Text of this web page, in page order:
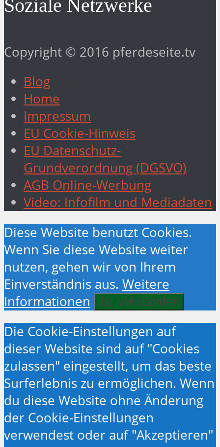
Soziale Netzwerke
Copyright © 2016 pferdeseite.tv
Blog
Home
Impressum
EU Cookie-Hinweis
EU Datenschutz-
Grundverordnung (DGSVO)
AGB Online-Werbung
Video: Infofilm und Mediadaten
Diese Website benutzt Cookies.
Wenn Sie diese Website weiter
nutzen, gehen wir von Ihrem
Einverständnis aus. Weitere
Informationen
Ja. verstanden
Die Cookie-Einstellungen auf
dieser Website sind auf "Cookies
zulassen" eingestellt, um das beste
Surferlebnis zu ermöglichen. Wenn
du diese Website ohne Änderung
der Cookie-Einstellungen
verwendest oder auf "Akzeptieren"